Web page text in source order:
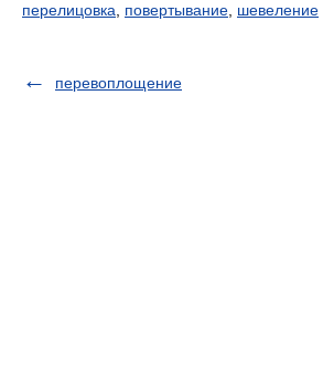
перелицовка
повертывание шевеление
перевоплощение